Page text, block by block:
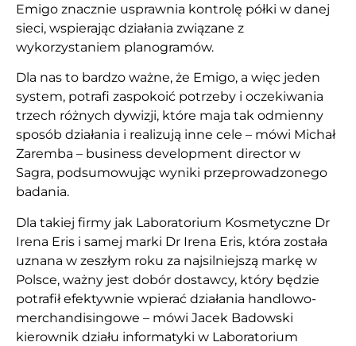
Emigo znacznie usprawnia kontrolę półki w danej
sieci, wspierając działania związane z
wykorzystaniem planogramów.
Dla nas to bardzo ważne, że Emigo, a więc jeden
system, potrafi zaspokoić potrzeby i oczekiwania
trzech różnych dywizji, które maja tak odmienny
sposób działania i realizują inne cele – mówi Michał
Zaremba – business development director w
Sagra, podsumowując wyniki przeprowadzonego
badania.
Dla takiej firmy jak Laboratorium Kosmetyczne Dr
Irena Eris i samej marki Dr Irena Eris, która została
uznana w zeszłym roku za najsilniejszą markę w
Polsce, ważny jest dobór dostawcy, który będzie
potrafił efektywnie wpierać działania handlowo-
merchandisingowe – mówi Jacek Badowski
kierownik działu informatyki w Laboratorium